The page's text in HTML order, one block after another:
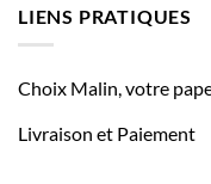
LIENS PRATIQUES
Choix Malin, votre
Livraison et Paiement